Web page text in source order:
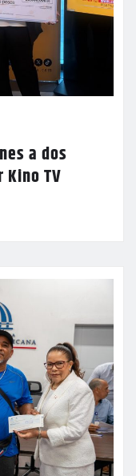
a dos
TV